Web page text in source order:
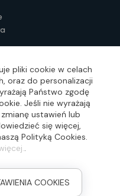
prawa zastrzeżone
pliki cookie w celach
oraz do personalizacji
Państwo zgodę
Jeśli nie wyrażają
ustawień lub
się więcej,
Polityką Cookies.
.
COOKIES